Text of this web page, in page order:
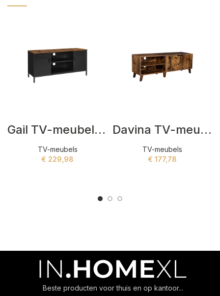
Gail TV-meubels Bruin,Zwart
TV-meubels
€ 229,98
Davina TV-meubels Bruin
TV-meubels
€ 177,78
Beste producten voor thuis en op kantoor...